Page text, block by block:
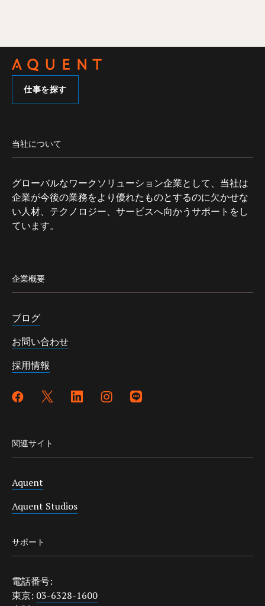
仕事を探す
当社について
グローバルなワークソリューション企業として、当社は
企業が今後の業務をより優れたものとするのに欠かせな
い人材、テクノロジー、サービスへ向かうサポートをし
ています。
企業概要
ブログ
お問い合わせ
採用情報
関連サイト
Aquent
Aquent Studios
サポート
電話番号:
東京: 03-6328-1600